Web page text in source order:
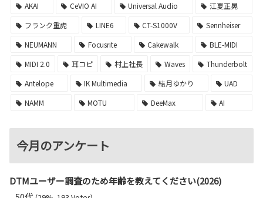
AKAI
CeVIO AI Universal Audio
江夏正晃
フランク重虎
LINE6 CT-S1000V
Sennheiser
NEUMANN
Focusrite Cakewalk
BLE-MIDI
MIDI 2.0
耳コピ 村上社長 Waves
Thunderbolt
Antelope
IK Multimedia 結月ゆかり
UAD
NAMM
MOTU DeeMax AI
今月のアンケート
DTMユーザー調査のため年齢を教えてください(2026)